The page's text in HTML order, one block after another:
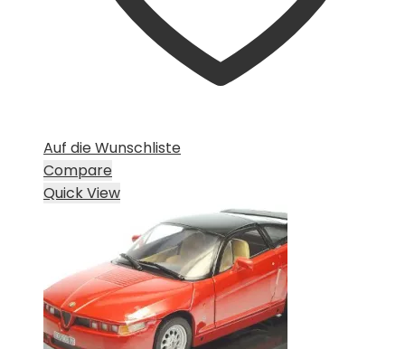
Auf die Wunschliste
Compare
Quick View